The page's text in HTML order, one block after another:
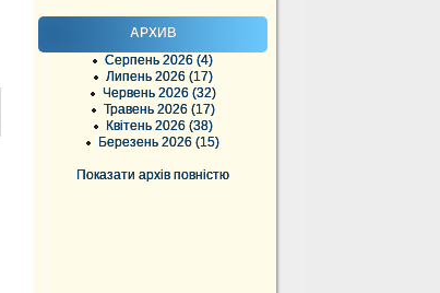
АРХИВ
Серпень 2026 (4)
Липень 2026 (17)
Червень 2026 (32)
Травень 2026 (17)
Квітень 2026 (38)
Березень 2026 (15)
Показати архів повністю